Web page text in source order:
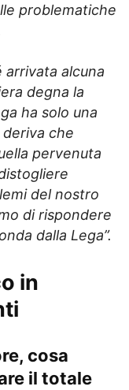
problematiche
arrivata alcuna
degna la
ha solo una
che
pervenuta
del nostro
di rispondere
dalla Lega”.
in
cosa
il totale